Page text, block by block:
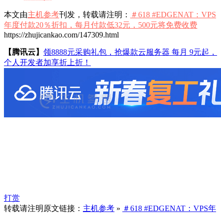
本文由主机参考刊发，转载请注明： ＃618 #EDGENAT：VPS
年度付款20％折扣，每月付款低32元，500元将免费收费
https://zhujicankao.com/147309.html
【腾讯云】 领8888元采购礼包，抢爆款云服务器 每月 9元起，
个人开发者加享折上折！
打赏
转载请注明原文链接： 主机参考 » ＃618 #EDGENAT：VPS年